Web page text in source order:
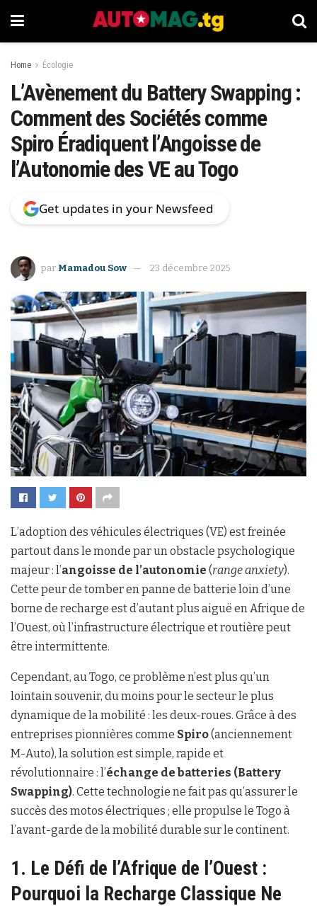
Home Écologie
L’Avènement du Battery Swapping :
Comment des Sociétés comme
Spiro Éradiquent l’Angoisse de
l’Autonomie des VE au Togo
Get updates in your Newsfeed
par Mamadou Sow 23 décembre 2025
L’adoption des véhicules électriques (VE) est freinée
partout dans le monde par un obstacle psychologique
majeur : l’angoisse de l’autonomie (range anxiety).
Cette peur de tomber en panne de batterie loin d’une
borne de recharge est d’autant plus aiguë en Afrique de
l’Ouest, où l’infrastructure électrique et routière peut
être intermittente.
Cependant, au Togo, ce problème n’est plus qu’un
lointain souvenir, du moins pour le secteur le plus
dynamique de la mobilité : les deux-roues. Grâce à des
entreprises pionnières comme Spiro(anciennement
M-Auto), la solution est simple, rapide et
révolutionnaire : l’échange de batteries (Battery
Swapping). Cette technologie ne fait pas qu’assurer le
succès des motos électriques ; elle propulse le Togo à
l’avant-garde de la mobilité durable sur le continent.
1. Le Défi de l’Afrique de l’Ouest :
Pourquoi la Recharge Classique Ne